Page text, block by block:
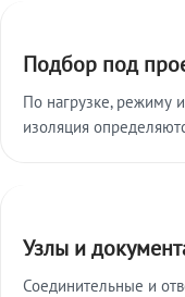
Подбор под
По нагрузке, режиму
изоляция
Узлы и
Соединительные и